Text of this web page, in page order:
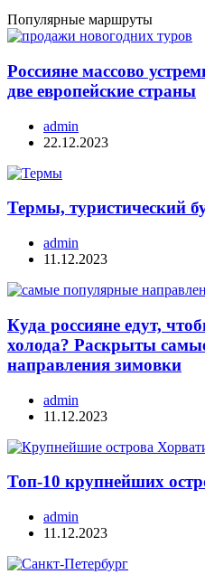
Популярные маршруты
Россияне массово
две европейские страны
admin
22.12.2023
Термы, туристический
admin
11.12.2023
Куда россияне едут,
холода? Раскрыты
направления зимовки
admin
11.12.2023
Топ-10 крупнейших
admin
11.12.2023